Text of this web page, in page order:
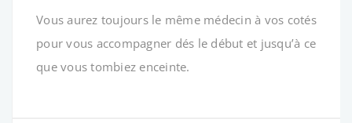
Vous aurez toujours le même médecin à vos cotés
pour vous accompagner dés le début et jusqu’à ce
que vous tombiez enceinte.